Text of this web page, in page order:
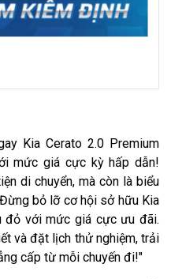
Kia Cerato 2.0 Premium
mức giá cực kỳ hấp dẫn!
di chuyển, mà còn là biểu
bỏ lỡ cơ hội sở hữu Kia
đỏ với mức giá cực ưu đãi.
và đặt lịch thử nghiệm, trải
cấp từ mỗi chuyến đi!"